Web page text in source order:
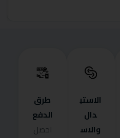
الاستب
دال
والاس
طرق
الدفع
احصل